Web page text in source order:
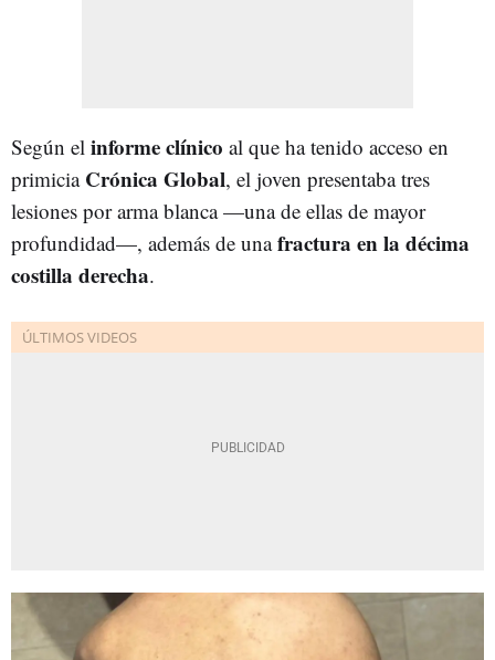
Según el informe clínico al que ha tenido acceso en
primicia Crónica Global, el joven presentaba tres
lesiones por arma blanca —una de ellas de mayor
profundidad—, además de unafractura en la décima
costilla derecha.